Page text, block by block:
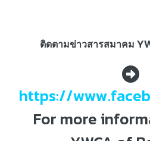
ติดตามข่าวสารสมาคม
https://
For more